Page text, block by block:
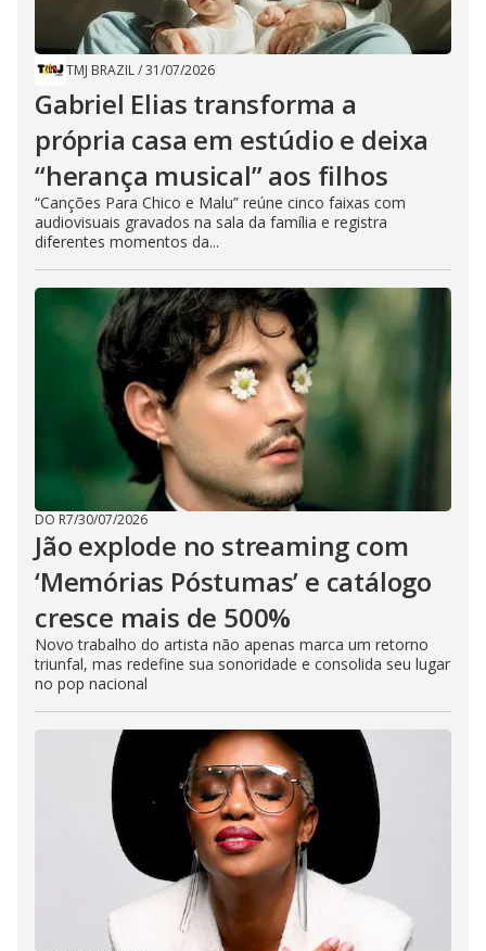
TMJ BRAZIL/31/07/2026
Gabriel Elias transforma a
própria casa em estúdio e deixa
“herança musical” aos filhos
“Canções Para Chico e Malu” reúne cinco faixas com
audiovisuais gravados na sala da família e registra
diferentes momentos da...
DO R7/30/07/2026
Jão explode no streaming com
‘Memórias Póstumas’ e catálogo
cresce mais de 500%
Novo trabalho do artista não apenas marca um retorno
triunfal, mas redefine sua sonoridade e consolida seu lugar
no pop nacional